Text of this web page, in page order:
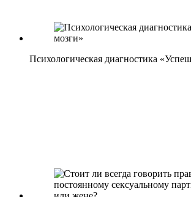
Психологическая диагностика